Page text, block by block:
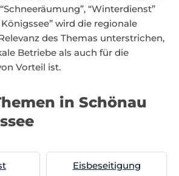
“Winterdienst”
wird die regionale
des Themas unterstrichen,
Betriebe als auch für die
Vorteil ist.
in Schönau
Eisbeseitigung